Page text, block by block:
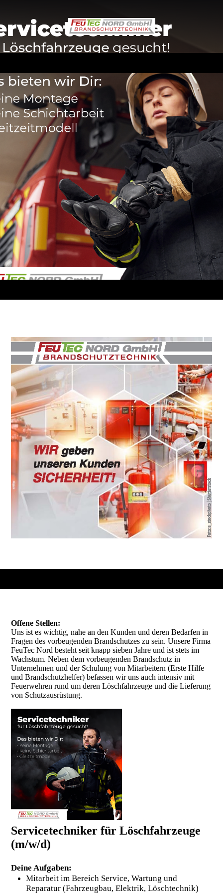
Offene Stellen:
Uns ist es wichtig, nahe an den Kunden und deren Bedarfen in
Fragen des vorbeugenden Brandschutzes zu sein. Unsere Firma
FeuTec Nord besteht seit knapp sieben Jahre und ist stets im
Wachstum. Neben dem vorbeugenden Brandschutz in
Unternehmen und der Schulung von Mitarbeitern (Erste Hilfe
und Brandschutzhelfer) befassen wir uns auch intensiv mit
Feuerwehren rund um deren Löschfahrzeuge und die Lieferung
von Schutzausrüstung.
Servicetechniker für Löschfahrzeuge
(m/w/d)
Deine Aufgaben:
Mitarbeit im Bereich Service, Wartung und
Reparatur(Fahrzeugbau, Elektrik, Löschtechnik)